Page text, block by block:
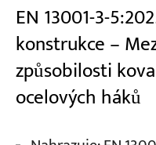
EN 13001-3-
konstrukce –
způsobilosti
ocelových háků